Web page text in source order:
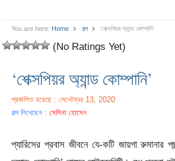
You are here: Home গল্প ‘শেক্সপিয়র অ্যান্ড কোম্পানি’
(No Ratings Yet)
‘শেক্সপিয়র অ্যান্ড কোম্পানি’
প্রকাশিত হয়েছে : সেপ্টেম্বর 13, 2020
গল্প লিখেছেন :সেলিনা হোসেন
প্যারিসের প্রবাস জীবনে যে-কটি জায়গা রুমানার